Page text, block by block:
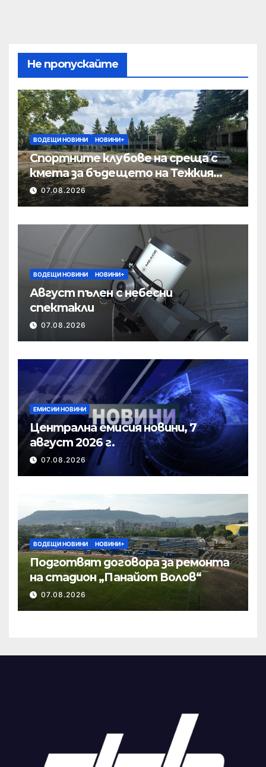
Не пропускайте
ВОДЕЩИ НОВИНИ НОВИНИ+
Спортните клубове на среща с
кмета за бъдещето на Тежкия
полк
07.08.2026
ВОДЕЩИ НОВИНИ НОВИНИ+
Август пълен с небесни
спектакли
07.08.2026
ЕМИСИИ НОВИНИ
Централна емисия новини, 7
август 2026 г.
07.08.2026
ВОДЕЩИ НОВИНИ НОВИНИ+
Подготвят договора за ремонта
на стадион „Панайот Волов“
07.08.2026